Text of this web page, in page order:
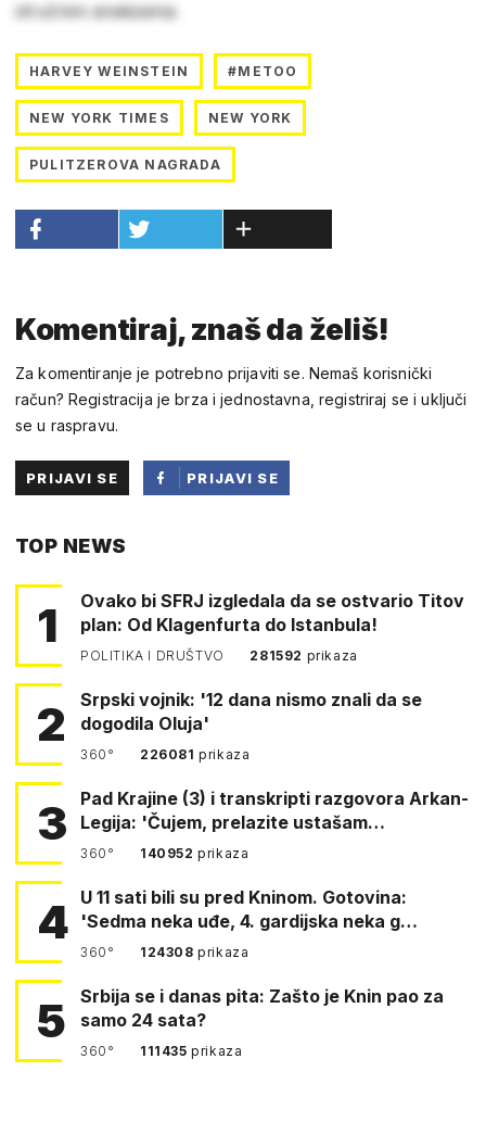
stručnim analizama.
HARVEY WEINSTEIN #METOO
NEW YORK TIMES NEW YORK
PULITZEROVA NAGRADA
Komentiraj, znaš da želiš!
Za komentiranje je potrebno prijaviti se. Nemaš korisnički
račun? Registracija je brza i jednostavna, registriraj se i uključi
se u raspravu.
PRIJAVI SE
PRIJAVI SE
TOP NEWS
1
Ovako bi SFRJ izgledala da se ostvario Titov
plan: Od Klagenfurta do Istanbula!
POLITIKA I DRUŠTVO 281592 prikaza
2
Srpski vojnik: '12 dana nismo znali da se
dogodila Oluja'
360° 226081prikaza
3
Pad Krajine (3) i transkripti razgovora Arkan-
Legija: 'Čujem, prelazite ustašam…
360° 140952prikaza
4 U 11 sati bili su pred Kninom. Gotovina:
'Sedma neka uđe, 4. gardijska neka g…
360° 124308prikaza
5
Srbija se i danas pita: Zašto je Knin pao za
samo 24 sata?
360° 111435prikaza